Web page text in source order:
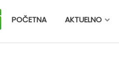
POČETNA AKTUELNO